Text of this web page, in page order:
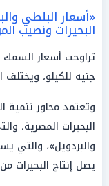
«أسعار البلطي
البحيرات ونصيب
جنيه للكيلو،
وتعتمد محاور تنمية
البحيرات المصرية،
والبردويل»، والتي
يصل إنتاج البحيرات من